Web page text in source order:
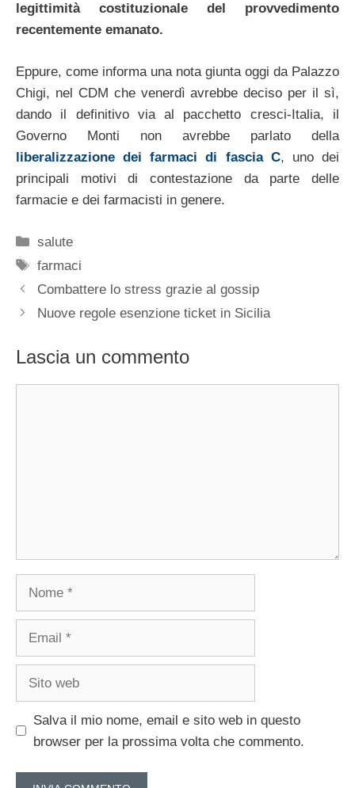
legittimità costituzionale del provvedimento
recentemente emanato.
Eppure, come informa una nota giunta oggi da Palazzo
Chigi, nel CDM che venerdì avrebbe deciso per il sì,
dando il definitivo via al pacchetto cresci-Italia, il
Governo Monti non avrebbe parlato della
liberalizzazione dei farmaci di fascia C, uno dei
principali motivi di contestazione da parte delle
farmacie e dei farmacisti in genere.
Categorie
salute
Tag
farmaci
Combattere lo stress grazie al gossip
Nuove regole esenzione ticket in Sicilia
Lascia un commento
Salva il mio nome, email e sito web in questo
browser per la prossima volta che commento.